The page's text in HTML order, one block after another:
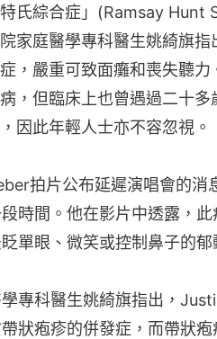
氏綜合症」(Ramsay Hunt
家庭醫學專科醫生姚綺旗
，嚴重可致面癱和喪失聽
，但臨床上也曾遇過二十
因此年輕人士亦不容忽視。
拍片公布延遲演唱會的消
時間。他在影片中透露，
單眼、微笑或控制鼻子的郁
專科醫生姚綺旗指出，
狀疱疹的併發症，而帶狀